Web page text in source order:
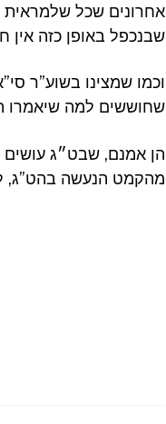
אחרונים שכל שלמראית
שבנכפל באופן כזה אין
וכמו שמצינו בשוע”ר
שחוששים למה שיאמרו
הן אמנם, שבט״ג עושים
מהקמט הנעשה בהט”ג,